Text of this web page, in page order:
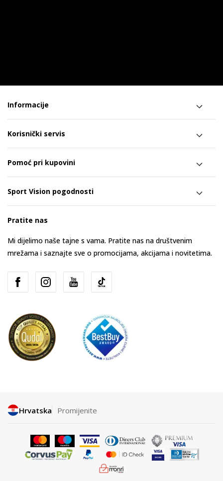
Informacije
Korisnički servis
Pomoć pri kupovini
Sport Vision pogodnosti
Pratite nas
Mi dijelimo naše tajne s vama. Pratite nas na društvenim
mrežama i saznajte sve o promocijama, akcijama i novitetima.
Hrvatska Promijenite